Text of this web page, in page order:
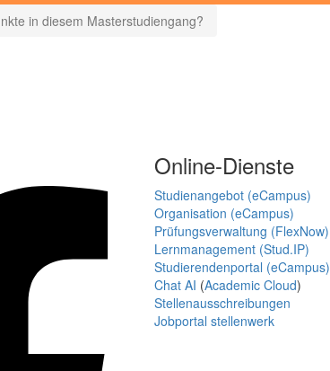
in diesem Masterstudiengang?
Online-Dienste
Studienangebot (eCampus)
Organisation (eCampus)
Prüfungsverwaltung (FlexNow)
Lernmanagement (Stud.IP)
Studierendenportal (eCampus)
Chat AI (Academic Cloud)
Stellenausschreibungen
Jobportal stellenwerk